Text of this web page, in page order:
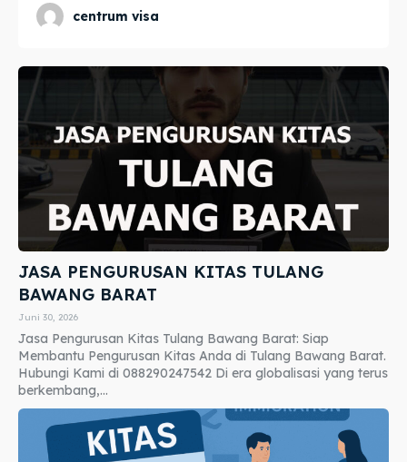
centrum visa
JASA PENGURUSAN KITAS TULANG
BAWANG BARAT
Juni 30, 2026
Jasa Pengurusan Kitas Tulang Bawang Barat: Siap
Membantu Pengurusan Kitas Anda di Tulang Bawang Barat.
Hubungi Kami di 088290247542 Di era globalisasi yang terus
berkembang,...